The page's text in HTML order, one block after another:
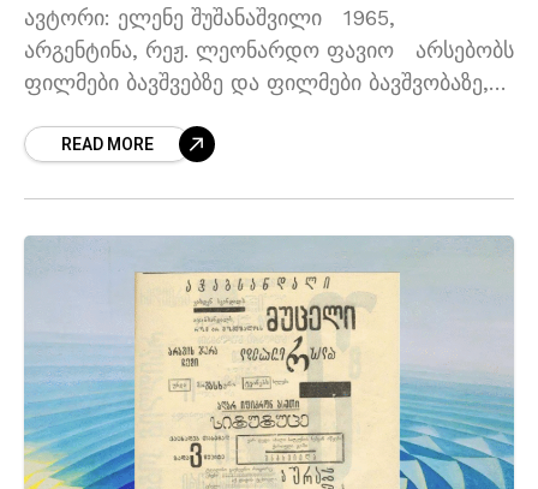
ავტორი: ელენე შუშანაშვილი 1965,
არგენტინა, რეჟ. ლეონარდო ფავიო არსებობს
ფილმები ბავშვებზე და ფილმები ბავშვობაზე,
რეჟისორები, რომლებიც საკუთარ ხედვას
READ MORE